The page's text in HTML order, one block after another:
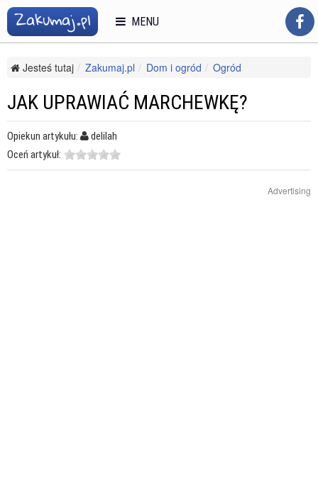
Jesteś tutaj Zakumaj.pl Dom i ogród
Ogród
JAK UPRAWIAĆ MARCHEWKĘ?
Opiekun artykułu:
delilah
Oceń artykuł:
Advertising
MENU